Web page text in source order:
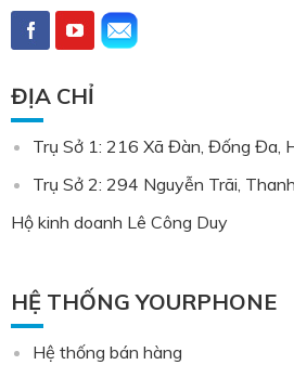
ĐỊA CHỈ
Trụ Sở 1: 216 Xã Đàn, Đống Đa,
Trụ Sở 2: 294 Nguyễn Trãi,
Hộ kinh doanh Lê Công Duy
HỆ THỐNG YOURPHONE
Hệ thống bán hàng